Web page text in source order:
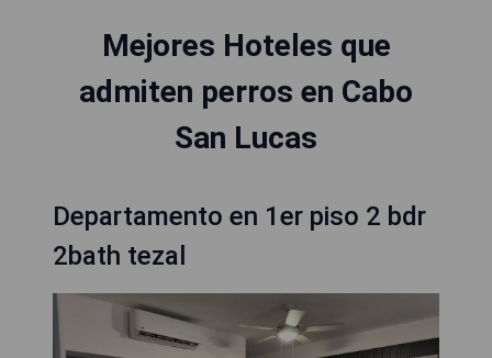
Mejores Hoteles que
admiten perros en Cabo
San Lucas
Departamento en 1er piso 2 bdr
2bath tezal